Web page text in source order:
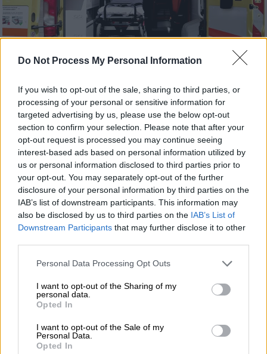
Do Not Process My Personal Information
If you wish to opt-out of the sale, sharing to third parties, or
processing of your personal or sensitive information for
targeted advertising by us, please use the below opt-out
section to confirm your selection. Please note that after your
opt-out request is processed you may continue seeing
interest-based ads based on personal information utilized by
us or personal information disclosed to third parties prior to
your opt-out. You may separately opt-out of the further
disclosure of your personal information by third parties on the
IAB’s list of downstream participants. This information may
also be disclosed by us to third parties on the IAB’s List of
Downstream Participants that may further disclose it to other
Please note that this website/app uses one or more Google
not limited to your visit or usage behaviour. You may click to
grant or deny consent to Google and its third-party tags to
use your data for below specified purposes in below Google
consent section.
Personal Data Processing Opt Outs
I want to opt-out of the Sharing of my
personal data.
Opted In
I want to opt-out of the Sale of my
Personal Data.
Opted In
ΕΚΑΒ - ασθενοφόρο (Eurokinissi)
Προσθέστε το ΕΘΝΟΣ στη Google
Θρίλερ επικρατεί στηνΚοζάνη με τις
συνθήκεςθανάτουενός άντρας, ηλικίας
περίπου 80 ετών, ο οποίος βρέθηκε νεκρός
το μεσημέρι της Τρίτης (2/1) εντός του
σπιτιούτου από τους συγγενείς του.
Το χρονικό
Σύμφωνα με τις πληροφορίες του
kozanimedia.gr, ο άτυχος άντρας διέμενε
σημεία ζωής για αρκετές ώρες, κάτι που
ανησύχησε στενά συγγενικά του πρόσωπα,
πόρτα της κατοικίας.